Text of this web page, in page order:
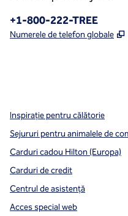
Telefon:
+1-800-222-TREE
Numerele de telefon globale ,
Inspirație pentru călătorie
Sejururi pentru animalele de
Carduri cadou Hilton (Europa)
Carduri de credit
Centrul de asistență
Acces special web